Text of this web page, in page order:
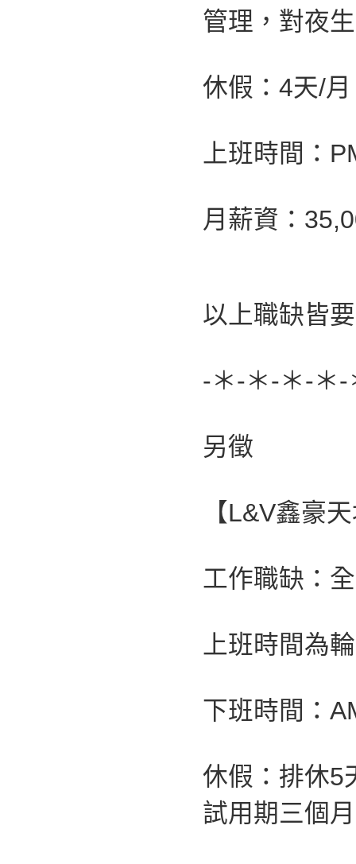
管理，對夜
休假：4天/
上班時間：
月薪資：
以上職缺皆
-＊-＊-＊-＊
另徵
【L&V鑫豪
工作職缺：
上班時間為
下班時間：
休假：排休5
試用期三個